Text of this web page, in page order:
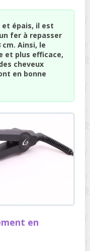
et épais, il est
fer à repasser
Ainsi, le
et plus efficace,
cheveux
en bonne
en